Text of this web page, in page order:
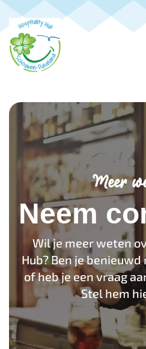
Meer
Neem
Wil je meer weten
Hub? Ben je
of heb je een vraag
Stel hem